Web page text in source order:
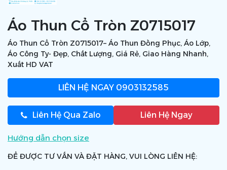
Áo Thun Cổ Tròn Z0715017
Áo Thun Cổ Tròn Z0715017– Áo Thun Đồng Phục, Áo Lớp,
Áo Công Ty- Đẹp, Chất Lượng, Giá Rẻ, Giao Hàng Nhanh,
Xuất HD VAT
LIÊN HỆ NGAY 0903132585
Liên Hệ Qua Zalo Liên Hệ Ngay
Hướng dẫn chọn size
ĐỂ ĐƯỢC TƯ VẤN VÀ ĐẶT HÀNG, VUI LÒNG LIÊN HỆ: